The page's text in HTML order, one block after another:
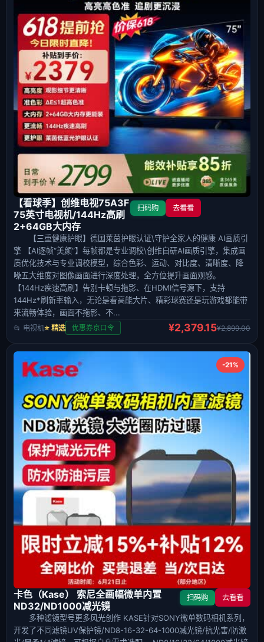
【看球季】创维电视75A3F
75英寸电视机/144Hz高刷
2+64GB大内存
扫码购 去看看
【三重健康护眼】德国莱茵护眼认证\守护全家人的健康 AI画质引
擎 【AI逐帧“美颜”】每帧都是专业调校\创维自研AI画质引擎，集成画
质优化技术与专业调校模型，综合色彩、运动、对比度、清晰度、降
噪五大维度对图像画面进行深度处理，全方位提升画面观感。
【144Hz疾速高刷】告别卡顿与拖影、在HDMI信号源下，支持
144Hz*刷新率输入，无论是看高能大片、精彩球赛还是玩游戏都能带
来流畅体验，画面不拖影、不...
📂 电视机⭐ 精选 优惠券京口令 ¥2,379.15¥2,899.00
-21%
卡色（Kase） 索尼全画幅微单内置
ND32/ND1000减光镜
扫码购 去看看
多种滤镜型号更多风光创作 KASE针对SONY微单数码相机系列，
开发了不同滤镜UV保护镜/ND8-16-32-64-1000减光镜/抗光害/防激